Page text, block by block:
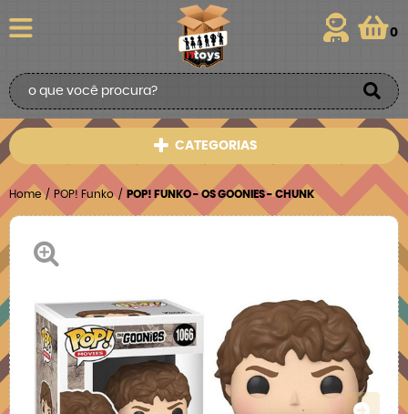
0
CATEGORIAS
Home POP! Funko POP! FUNKO - OS GOONIES - CHUNK